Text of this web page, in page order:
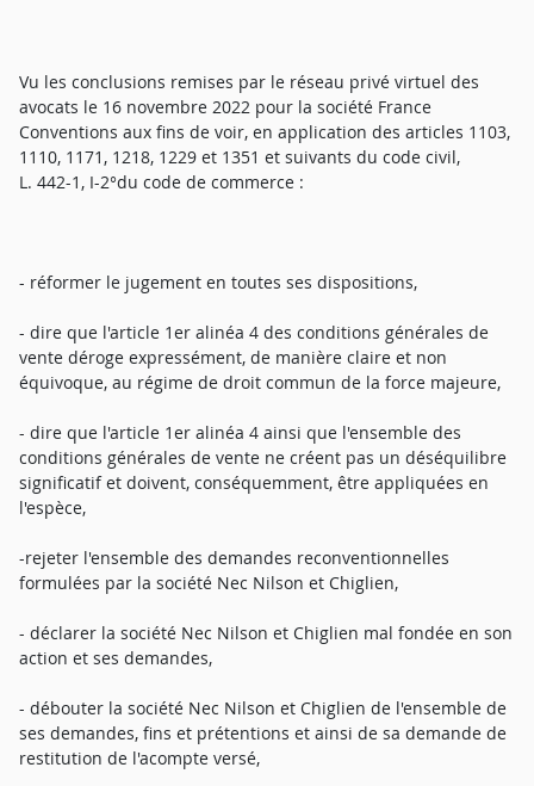
Vu les conclusions remises par le réseau privé virtuel des
avocats le 16 novembre 2022 pour la société France
Conventions aux fins de voir, en application des articles 1103,
1110, 1171, 1218, 1229 et 1351 et suivants du code civil,
L. 442-1, I-2°du code de commerce :
- réformer le jugement en toutes ses dispositions,
- dire que l'article 1er alinéa 4 des conditions générales de
vente déroge expressément, de manière claire et non
équivoque, au régime de droit commun de la force majeure,
- dire que l'article 1er alinéa 4 ainsi que l'ensemble des
conditions générales de vente ne créent pas un déséquilibre
significatif et doivent, conséquemment, être appliquées en
l'espèce,
-rejeter l'ensemble des demandes reconventionnelles
formulées par la société Nec Nilson et Chiglien,
- déclarer la société Nec Nilson et Chiglien mal fondée en son
action et ses demandes,
- débouter la société Nec Nilson et Chiglien de l'ensemble de
ses demandes, fins et prétentions et ainsi de sa demande de
restitution de l'acompte versé,